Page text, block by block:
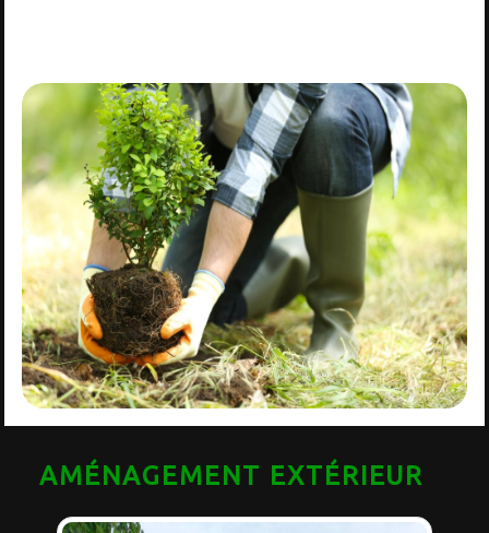
AMÉNAGEMENT EXTÉRIEUR